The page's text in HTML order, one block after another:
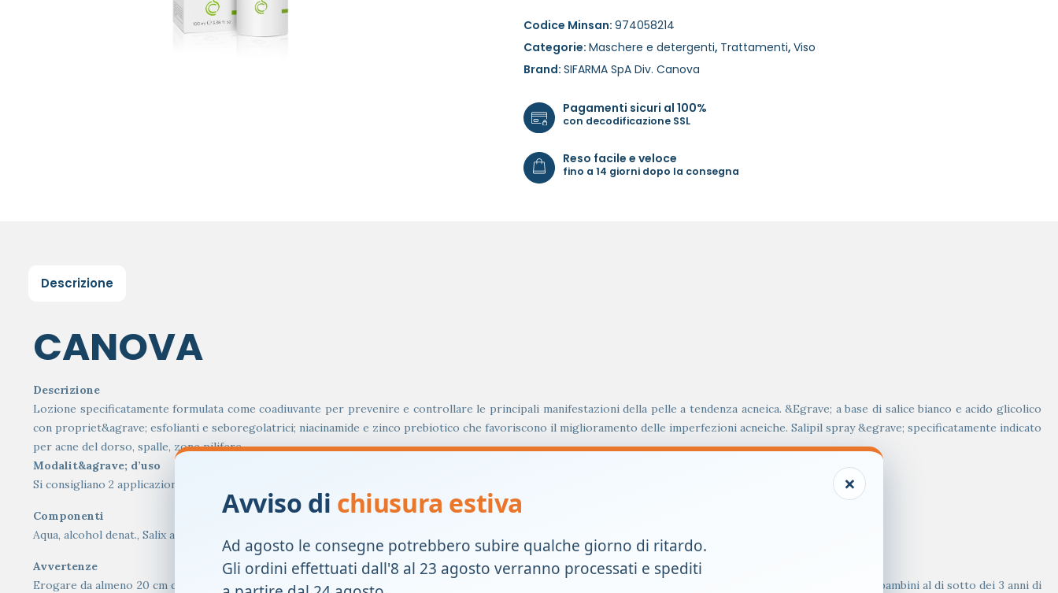
Codice Minsan: 974058214
Categorie: Maschere e detergenti, Trattamenti, Viso
Brand: SIFARMA SpA Div. Canova
Pagamenti sicuri al 100%
con decodificazione SSL
Reso facile e veloce
fino a 14 giorni dopo la consegna
Descrizione
CANOVA
Descrizione
Lozione specificatamente formulata come coadiuvante per prevenire e controllare le principali manifestazioni della pelle a tendenza acneica. &Egrave; a base di salice bianco e acido glicolico
con propriet&agrave; esfolianti e seboregolatrici; niacinamide e zinco prebiotico che favoriscono il miglioramento delle imperfezioni acneiche. Salipil spray &egrave; specificatamente indicato
per acne del dorso, spalle, zone pilifere.
Modalit&agrave; d’uso
Si consigliano 2 applicazioni giornaliere su pelle ben detersa.
Componenti
Aqua, alcohol denat., Salix alba bark extract, niacinamide, betaine, glycolic acid, butylene glycol, sodium hydroxide, saccharomyces/zinc ferment.
Avvertenze
Erogare da almeno 20 cm dal corpo. Evitare il contatto con gli occhi. In caso di contatto con gli occhi, sciacquare abbondantemente con acqua. Non utilizzare in bambini al di sotto dei 3 anni di
×
Avviso di chiusura estiva
Ad agosto le consegne potrebbero subire qualche giorno di ritardo.
Gli ordini effettuati dall'8 al 23 agosto verranno processati e spediti